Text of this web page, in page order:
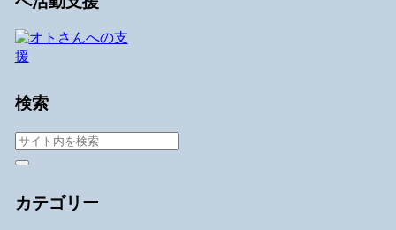
検索
カテゴリー